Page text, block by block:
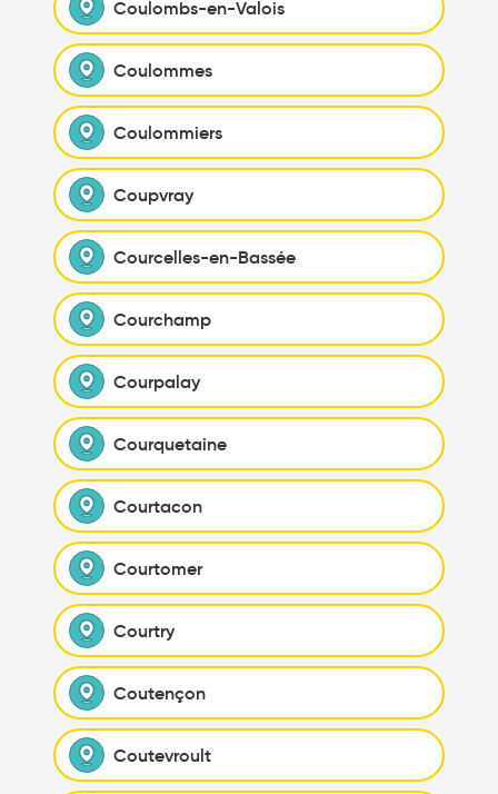
Coulombs-en-Valois
Coulommes
Coulommiers
Coupvray
Courcelles-en-Bassée
Courchamp
Courpalay
Courquetaine
Courtacon
Courtomer
Courtry
Coutençon
Coutevroult